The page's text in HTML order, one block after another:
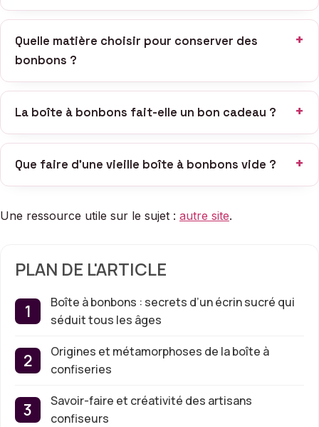
Quelle matière choisir pour conserver des
bonbons ?
La boîte à bonbons fait-elle un bon cadeau ?
Que faire d’une vieille boîte à bonbons vide ?
Une ressource utile sur le sujet : autre site.
PLAN DE L'ARTICLE
Boîte à bonbons : secrets d’un écrin sucré qui
séduit tous les âges
Origines et métamorphoses de la boîte à
confiseries
Savoir-faire et créativité des artisans
confiseurs